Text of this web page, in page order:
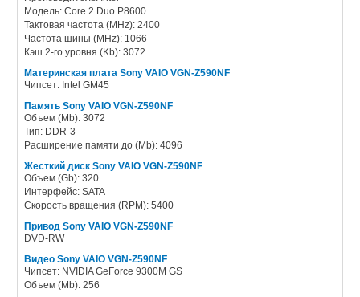
Модель: Core 2 Duo P8600
Тактовая частота (MHz): 2400
Частота шины (MHz): 1066
Кэш 2-го уровня (Kb): 3072
Материнская плата Sony VAIO VGN-Z590NF
Чипсет: Intel GM45
Память Sony VAIO VGN-Z590NF
Объем (Mb): 3072
Тип: DDR-3
Расширение памяти до (Mb): 4096
Жесткий диск Sony VAIO VGN-Z590NF
Объем (Gb): 320
Интерфейс: SATA
Скорость вращения (RPM): 5400
Привод Sony VAIO VGN-Z590NF
DVD-RW
Видео Sony VAIO VGN-Z590NF
Чипсет: NVIDIA GeForce 9300M GS
Объем (Mb): 256